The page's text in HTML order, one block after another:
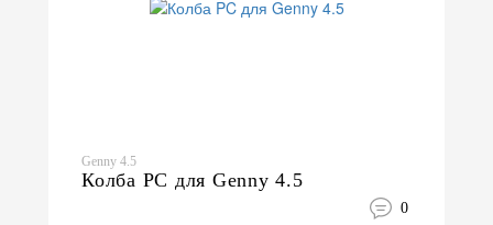
Genny 4.5
Колба PC для Genny 4.5
0